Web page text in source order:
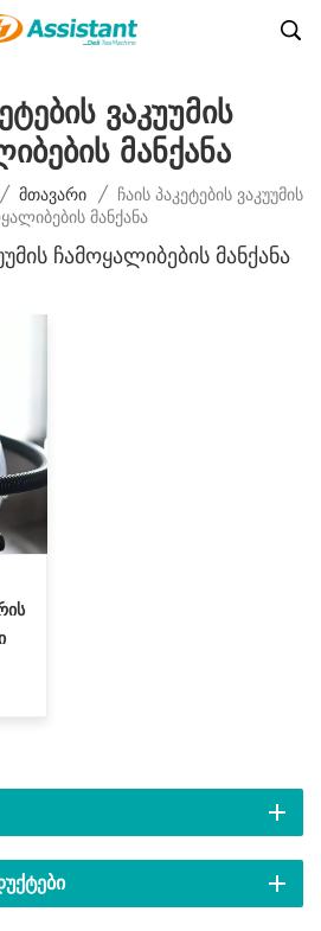
Ვაკუუმის
Მანქანა
/ Მთავარი / Ჩაის Პაკეტების Ვაკუუმის
Მანქანა
Ჩამოყალიბების Მანქანა